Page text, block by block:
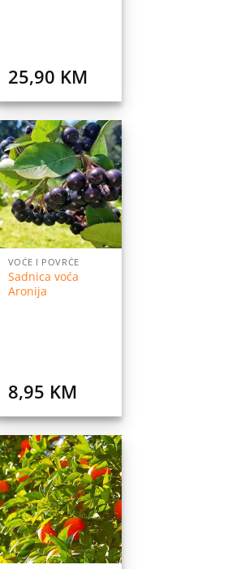
25,90 KM
Dodaj
na
listu
želja
VOĆE I POVRĆE
Sadnica voća
Aronija
8,95 KM
Dodaj
na
listu
želja